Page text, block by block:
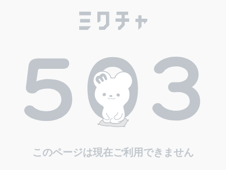
このページは現在ご利用できません